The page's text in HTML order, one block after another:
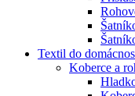
Textil do
Koberce a